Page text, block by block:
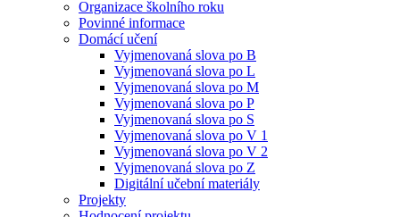
Organizace školního roku
Povinné informace
Domácí učení
Vyjmenovaná slova po B
Vyjmenovaná slova po L
Vyjmenovaná slova po M
Vyjmenovaná slova po P
Vyjmenovaná slova po S
Vyjmenovaná slova po V 1
Vyjmenovaná slova po V 2
Vyjmenovaná slova po Z
Digitální učební materiály
Projekty